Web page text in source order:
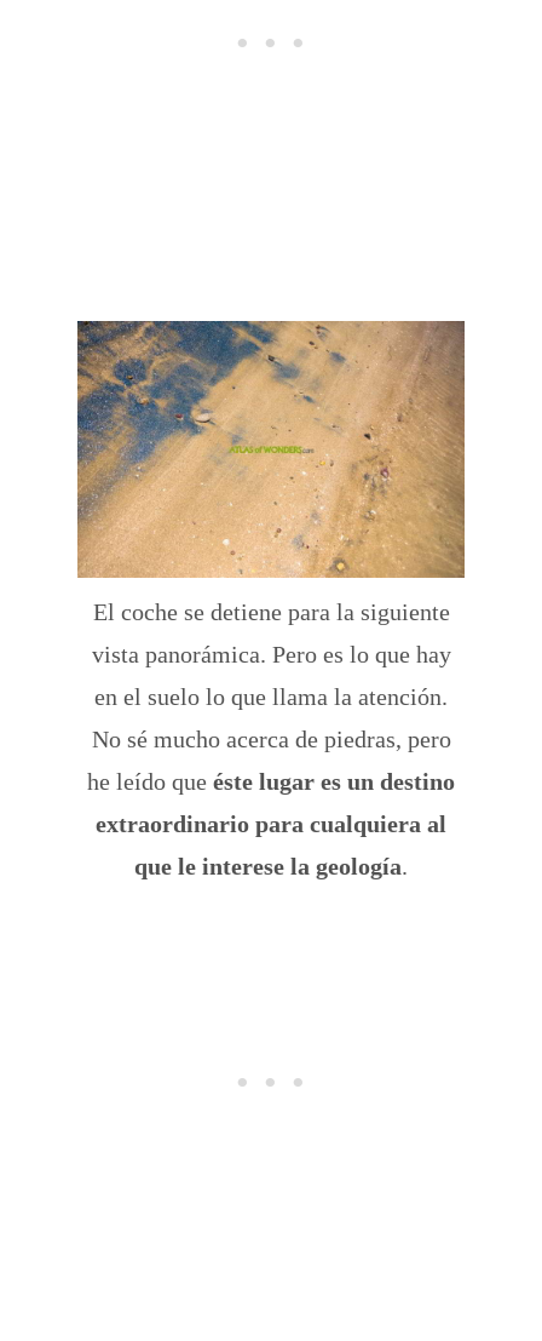
El coche se detiene para la siguiente
vista panorámica. Pero es lo que hay
en el suelo lo que llama la atención.
No sé mucho acerca de piedras, pero
he leído que éste lugar es un destino
extraordinario para cualquiera al
que le interese la geología.